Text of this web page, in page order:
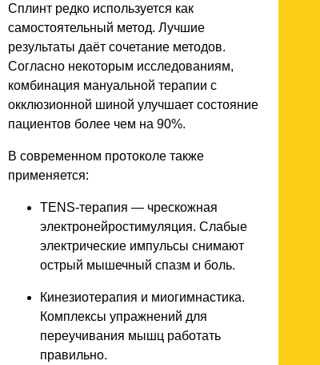
Сплинт редко используется как
самостоятельный метод. Лучшие
результаты даёт сочетание методов.
Согласно некоторым исследованиям,
комбинация мануальной терапии с
окклюзионной шиной улучшает состояние
пациентов более чем на 90%.
В современном протоколе также
применяется:
TENS-терапия — чрескожная
электронейростимуляция. Слабые
электрические импульсы снимают
острый мышечный спазм и боль.
Кинезиотерапия и миогимнастика.
Комплексы упражнений для
переучивания мышц работать
правильно.